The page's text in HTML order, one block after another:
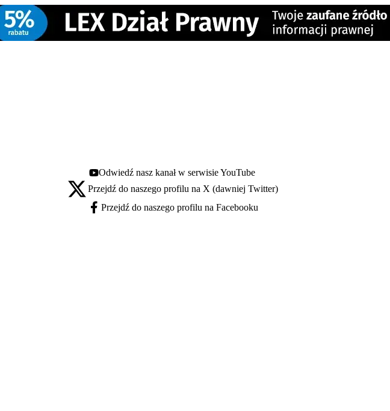
Youtube - otwiera się w nowej karcie
Odwiedź nasz kanał w serwisie YouTube
X - otwiera się w nowej karcie
Przejdź do naszego profilu na X (dawniej Twitter)
Facebook - otwiera się w nowej karcie
Przejdź do naszego profilu na Facebooku